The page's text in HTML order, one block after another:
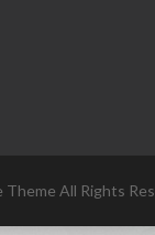
All Rights